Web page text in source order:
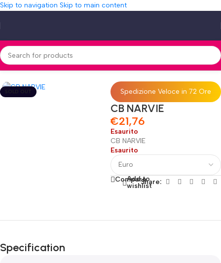
Skip to navigation Skip to main content
Home»Shop»CB NARVIE
SOLD OUT Spedizione Veloce in 72 Ore
CB NARVIE
€21,76
Esaurito
CB NARVIE
Esaurito
Compare
Add to
wishlistShare:
Fino al 12 Ottobre...
Autunno!
Specification